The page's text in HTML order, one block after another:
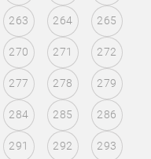
263 264 265
270 271 272
277 278 279
284 285 286
291 292 293